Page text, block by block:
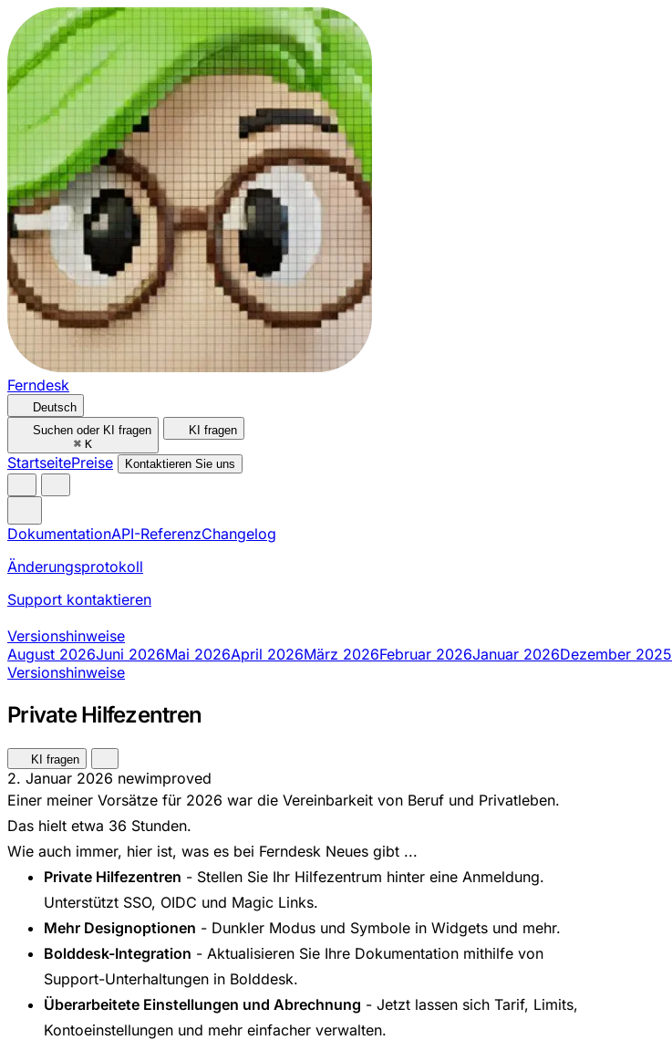
Ferndesk
Deutsch
Suchen oder KI fragen
⌘ K
KI fragen
StartseitePreise Kontaktieren Sie uns
DokumentationAPI-ReferenzChangelog
Änderungsprotokoll
Support kontaktieren
Versionshinweise
August 2026Juni 2026Mai 2026April 2026März 2026Februar 2026Januar 2026Dezember 2025
Versionshinweise
Private Hilfezentren
KI fragen
2. Januar 2026 newimproved
Einer meiner Vorsätze für 2026 war die Vereinbarkeit von Beruf und Privatleben.
Das hielt etwa 36 Stunden.
Wie auch immer, hier ist, was es bei Ferndesk Neues gibt ...
Private Hilfezentren - Stellen Sie Ihr Hilfezentrum hinter eine Anmeldung.
Unterstützt SSO, OIDC und Magic Links.
Mehr Designoptionen - Dunkler Modus und Symbole in Widgets und mehr.
Bolddesk-Integration - Aktualisieren Sie Ihre Dokumentation mithilfe von
Support-Unterhaltungen in Bolddesk.
Überarbeitete Einstellungen und Abrechnung - Jetzt lassen sich Tarif, Limits,
Kontoeinstellungen und mehr einfacher verwalten.